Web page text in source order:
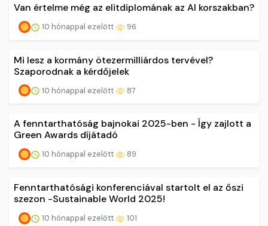
Van értelme még az elitdiplomának az AI korszakban?
10 hónappal ezelőtt 96
Mi lesz a kormány ötezermilliárdos tervével?
Szaporodnak a kérdőjelek
10 hónappal ezelőtt 87
A fenntarthatóság bajnokai 2025-ben - Így zajlott a
Green Awards díjátadó
10 hónappal ezelőtt 89
Fenntarthatósági konferenciával startolt el az őszi
szezon -Sustainable World 2025!
10 hónappal ezelőtt 101